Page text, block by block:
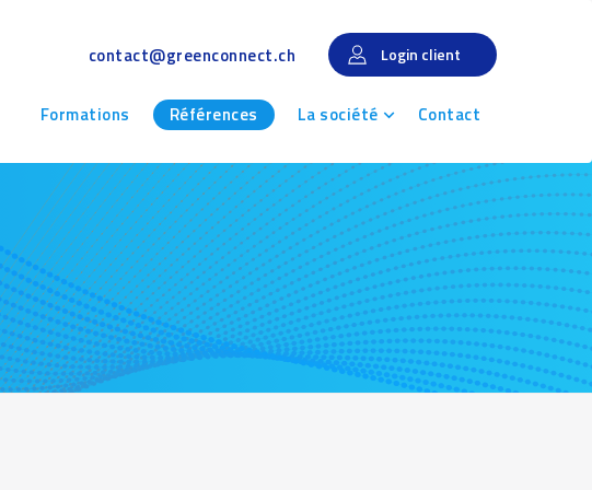
contact@greenconnect.ch Login client
Formations Références La société Contact